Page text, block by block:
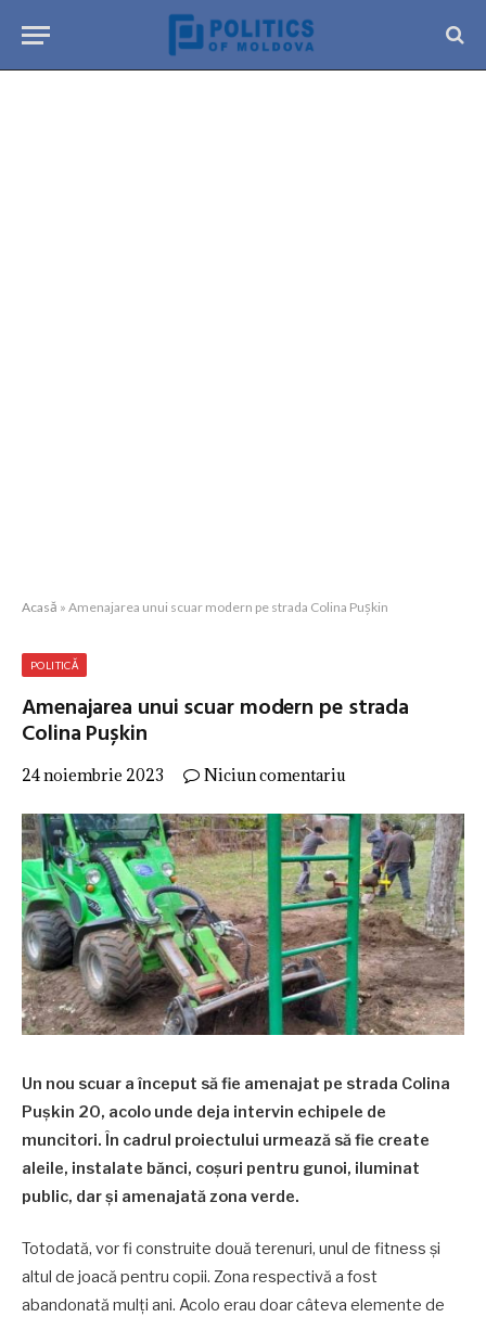
Acasă » Amenajarea unui scuar modern pe strada Colina Pușkin
POLITICĂ
Amenajarea unui scuar modern pe strada
Colina Pușkin
24 noiembrie 2023 Niciun comentariu
Un nou scuar a început să fie amenajat pe strada Colina
Pușkin 20, acolo unde deja intervin echipele de
muncitori. În cadrul proiectului urmează să fie create
aleile, instalate bănci, coșuri pentru gunoi, iluminat
public, dar și amenajată zona verde.
Totodată, vor fi construite două terenuri, unul de fitness și
altul de joacă pentru copii. Zona respectivă a fost
abandonată mulți ani. Acolo erau doar câteva elemente de